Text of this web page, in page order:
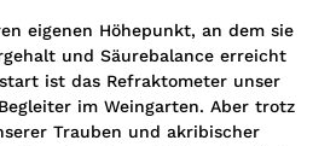
eigenen Höhepunkt, an dem sie
und Säurebalance erreicht
ist das Refraktometer unser
im Weingarten. Aber trotz
Trauben und akribischer